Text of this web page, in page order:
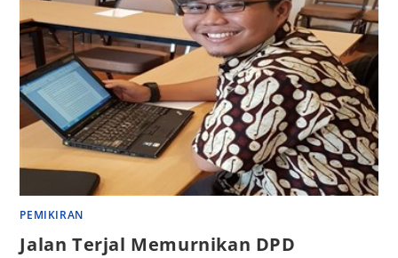
PEMIKIRAN
Jalan Terjal Memurnikan DPD